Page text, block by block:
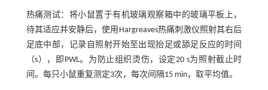
热痛测试：将小鼠置于有机玻璃观察箱中的玻璃平板上，
待其适应并安静后，使用Hargreaves热痛刺激仪照射其右后
足底中部，记录自照射开始至出现抬足或舔足反应的时间
（s），即PWL。为防止组织烫伤，设定20 s为照射截止时
间。每只小鼠重复测定3次，每次间隔15 min，取平均值。